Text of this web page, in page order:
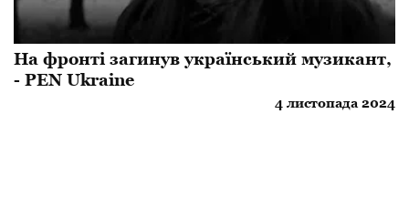
На фронті загинув український музикант,
- PEN Ukraine
4 листопада 2024